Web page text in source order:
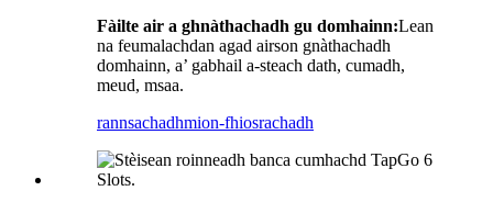
Fàilte air a ghnàthachadh gu domhainn:Lean
na feumalachdan agad airson gnàthachadh
domhainn, a’ gabhail a-steach dath, cumadh,
meud, msaa.
rannsachadhmion-fhiosrachadh